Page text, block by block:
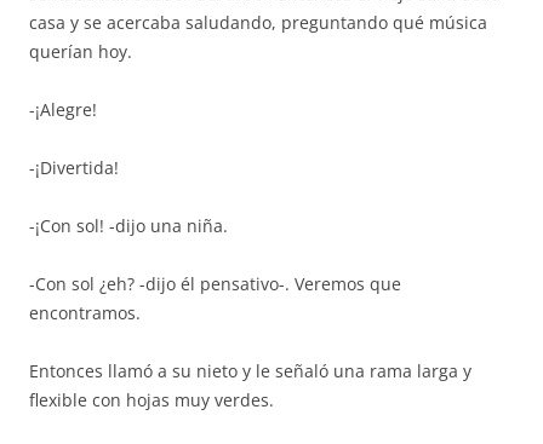
casa y se acercaba saludando, preguntando qué música
querían hoy.
-¡Alegre!
-¡Divertida!
-¡Con sol! -dijo una niña.
-Con sol ¿eh? -dijo él pensativo-. Veremos que
encontramos.
Entonces llamó a su nieto y le señaló una rama larga y
flexible con hojas muy verdes.